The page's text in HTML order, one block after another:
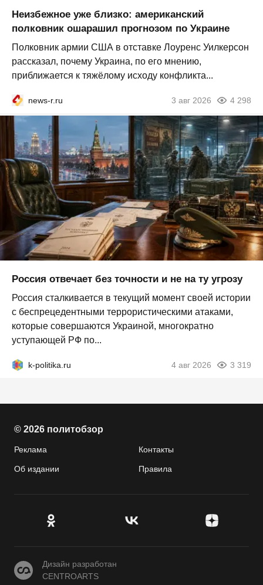
Неизбежное уже близко: американский
полковник ошарашил прогнозом по Украине
Полковник армии США в отставке Лоуренс Уилкерсон
рассказал, почему Украина, по его мнению,
приближается к тяжёлому исходу конфликта...
news-r.ru 3 авг 2026 4 298
Россия отвечает без точности и не на ту угрозу
Россия сталкивается в текущий момент своей истории
с беспрецедентными террористическими атаками,
которые совершаются Украиной, многократно
уступающей РФ по...
k-politika.ru 4 авг 2026 3 319
© 2026 политобзор
Реклама Контакты
Об издании Правила
CENTROARTS